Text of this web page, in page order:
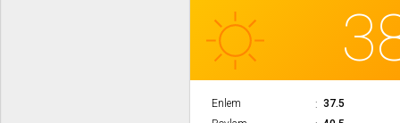
Enlem
37.5